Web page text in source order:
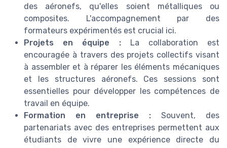
des aéronefs, qu'elles soient métalliques ou
composites. L'accompagnement par des
formateurs expérimentés est crucial ici.
Projets en équipe :La collaboration est
encouragée à travers des projets collectifs visant
à assembler et à réparer les éléments mécaniques
et les structures aéronefs. Ces sessions sont
essentielles pour développer les compétences de
travail en équipe.
Formation en entreprise : Souvent, des
partenariats avec des entreprises permettent aux
étudiants de vivre une expérience directe du